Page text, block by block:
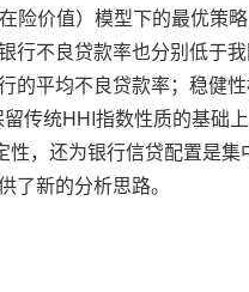
险价值）模型下的最优策
行不良贷款率也分别低于
的平均不良贷款率；稳健
传统HHI指数性质的基础
性，还为银行信贷配置是集
了新的分析思路。